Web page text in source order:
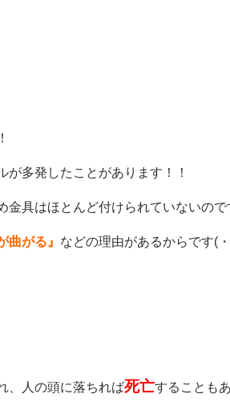
多発したことがあります！！
具はほとんど付けられていないので
曲がる』 などの理由があるからです(
、人の頭に落ちれば死亡することも